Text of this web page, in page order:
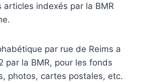
indexés par la BMR
par rue de Reims a
par la BMR, pour les fonds
photos, cartes postales, etc.